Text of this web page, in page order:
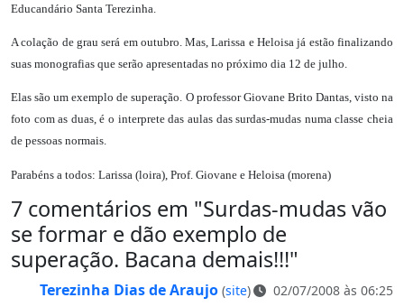
Educandário Santa Terezinha.
A colação de grau será em outubro. Mas, Larissa e Heloisa já estão finalizando
suas monografias que serão apresentadas no próximo dia 12 de julho.
Elas são um exemplo de superação. O professor Giovane Brito Dantas, visto na
foto com as duas, é o interprete das aulas das surdas-mudas numa classe cheia
de pessoas normais.
Parabéns a todos: Larissa (loira), Prof. Giovane e Heloisa (morena)
7 comentários em "Surdas-mudas vão
se formar e dão exemplo de
superação. Bacana demais!!!"
Terezinha Dias de Araujo (site) 02/07/2008 às 06:25